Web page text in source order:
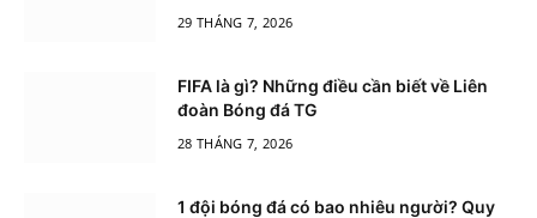
29 THÁNG 7, 2026
FIFA là gì? Những điều cần biết về Liên
đoàn Bóng đá TG
28 THÁNG 7, 2026
1 đội bóng đá có bao nhiêu người? Quy